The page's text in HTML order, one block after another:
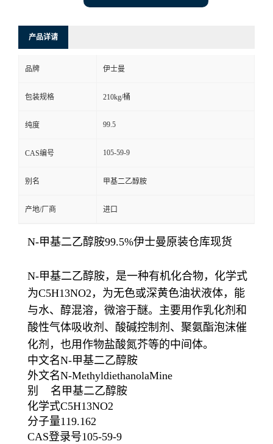
产品详请
品牌 伊士曼
包装规格 210kg/桶
纯度 99.5
CAS编号 105-59-9
别名 甲基二乙醇胺
产地/厂商 进口
N-甲基二乙醇胺99.5%伊士曼原装仓库现货
N-甲基二乙醇胺，是一种有机化合物，化学式
为C5H13NO2，为无色或深黄色油状液体，能
与水、醇混溶，微溶于醚。主要用作乳化剂和
酸性气体吸收剂、酸碱控制剂、聚氨酯泡沫催
化剂，也用作物盐酸氮芥等的中间体。
中文名N-甲基二乙醇胺
外文名N-MethyldiethanolaMine
别 名甲基二乙醇胺
化学式C5H13NO2
分子量119.162
CAS登录号105-59-9